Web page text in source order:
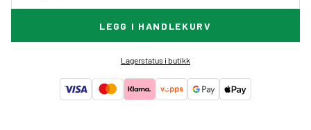
LEGG I HANDLEKURV
Lagerstatus i butikk